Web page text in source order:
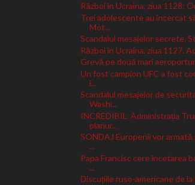
Război în Ucraina, ziua 1128:
Trei adolescente au încercat
Mot...
Scandalul mesajelor secrete.
Război în Ucraina, ziua 1127.
Grevă pe două mari
Un fost campion UFC a fost
î...
Scandalul mesajelor de
Washi...
INCREDIBIL. Administrația
planur...
SONDAJ Europenii vor
...
Papa Francisc cere încetarea
...
Discuțiile ruso-americane de la